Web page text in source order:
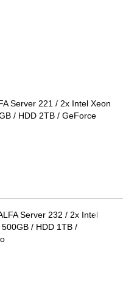
Server 221 / 2x Intel Xeon
/ HDD 2TB / GeForce